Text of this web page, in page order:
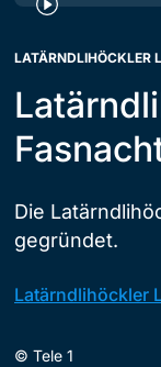
LATÄRNDLIHÖCKLER
Die
gegründet.
Latärndlihöckler
© Tele 1